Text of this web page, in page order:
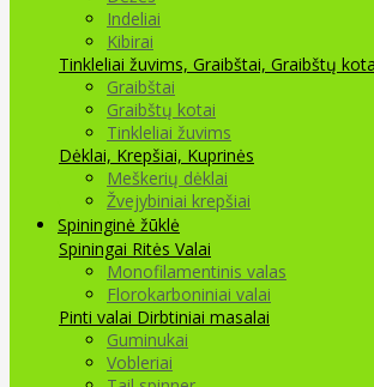
Indeliai
Kibirai
Tinkleliai žuvims, Graibštai, Graibštų
Graibštai
Graibštų kotai
Tinkleliai žuvims
Dėklai, Krepšiai, Kuprinės
Meškerių dėklai
Žvejybiniai krepšiai
Spininginė žūklė
Spiningai Ritės Valai
Monofilamentinis valas
Florokarboniniai valai
Pinti valai Dirbtiniai masalai
Guminukai
Vobleriai